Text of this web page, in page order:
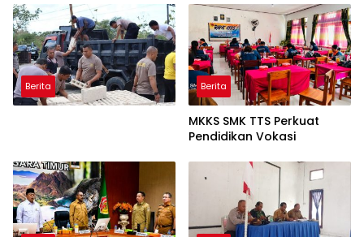
Berita Berita
MKKS SMK TTS Perkuat
Pendidikan Vokasi